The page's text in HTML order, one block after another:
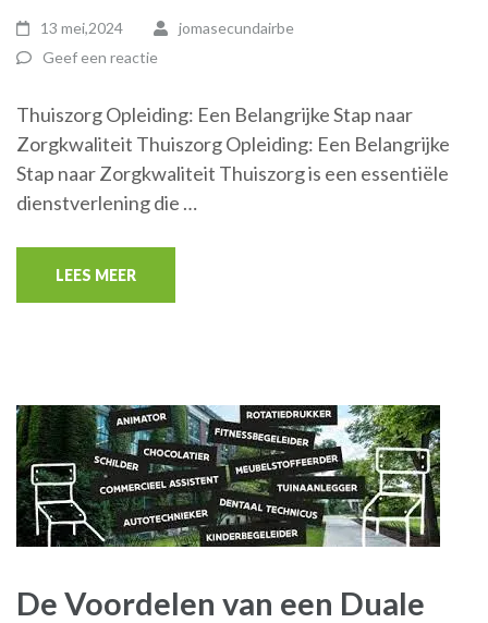
13 mei,2024
jomasecundairbe
Geef een reactie
Thuiszorg Opleiding: Een Belangrijke Stap naar
Zorgkwaliteit Thuiszorg Opleiding: Een Belangrijke
Stap naar Zorgkwaliteit Thuiszorg is een essentiële
dienstverlening die …
LEES MEER
De Voordelen van een Duale